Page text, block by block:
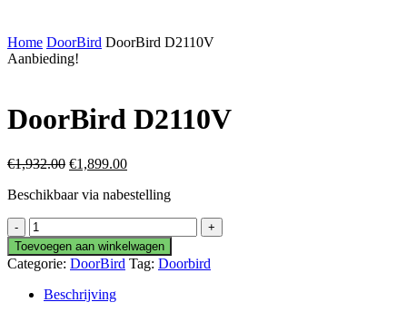
Home DoorBird DoorBird D2110V
Aanbieding!
DoorBird D2110V
€1,932.00 Oorspronkelijke
was:
€1,899.00Huidige
is:
Beschikbaar via nabestelling
DoorBird
D2110V
aantal
Toevoegen aan winkelwagen
Categorie: DoorBird Tag: Doorbird
Beschrijving